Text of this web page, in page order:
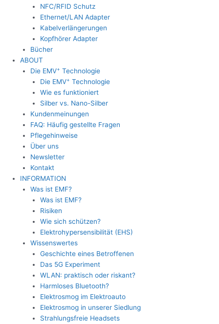
NFC/RFID Schutz
Ethernet/LAN Adapter
Kabelverlängerungen
Kopfhörer Adapter
Bücher
ABOUT
Die EMV+ Technologie
Die EMV+ Technologie
Wie es funktioniert
Silber vs. Nano-Silber
Kundenmeinungen
FAQ: Häufig gestellte Fragen
Pflegehinweise
Über uns
Newsletter
Kontakt
INFORMATION
Was ist EMF?
Was ist EMF?
Risiken
Wie sich schützen?
Elektrohypersensibilität (EHS)
Wissenswertes
Geschichte eines Betroffenen
Das 5G Experiment
WLAN: praktisch oder riskant?
Harmloses Bluetooth?
Elektrosmog im Elektroauto
Elektrosmog in unserer Siedlung
Strahlungsfreie Headsets